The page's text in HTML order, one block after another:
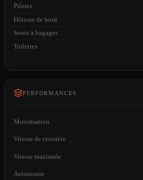
Pilotes
Hôtesse de bord
Soute à bagages
Toilettes
PERFORMANCES
Motorisation
Vitesse de croisière
Vitesse maximale
Autonomie